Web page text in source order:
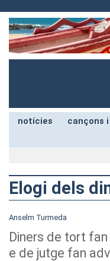
notícies cançons
Elogi dels
Anselm Turmeda
Diners de tort
e de jutge fan